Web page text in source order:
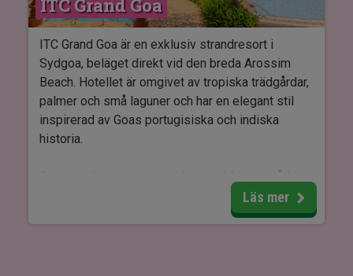
Rummen på Golden Tulip Jaipur är moderna och
bekvämt inredda med bra faciliteter. Det finns rum
med antingen dubbelsäng eller två enkelsängar,
och rummen har luftkonditionering, wifi och
säkerhetsbox.
ITC Grand Goa
ITC Grand Goa är en exklusiv strandresort i
Sydgoa, beläget direkt vid den breda Arossim
Beach. Hotellet är omgivet av tropiska trädgårdar,
palmer och små laguner och har en elegant stil
inspirerad av Goas portugisiska och indiska
historia.
spa, fitnesscenter och flera aktiviteter för både
vuxna och barn. Från hotellets trädgård är det
Läs mer